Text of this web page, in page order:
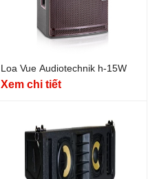
Loa Vue Audiotechnik h-15W
Xem chi tiết